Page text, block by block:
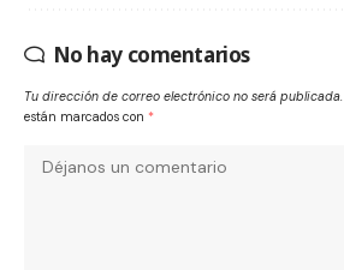
No hay comentarios
Tu dirección de correo electrónico no será publicada.
están marcados con *